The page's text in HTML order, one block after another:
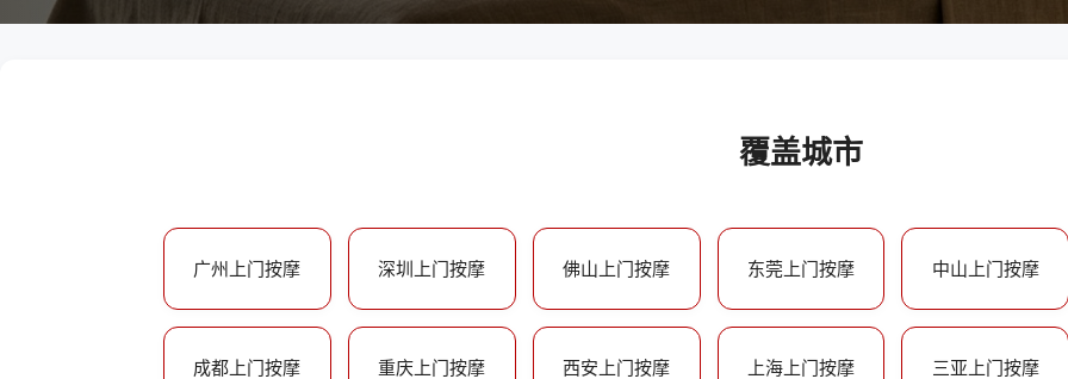
覆盖城市
广州上门按摩 深圳上门按摩 佛山上门按摩 东莞上门按摩 中山上门按摩
成都上门按摩 重庆上门按摩 西安上门按摩 上海上门按摩 三亚上门按摩